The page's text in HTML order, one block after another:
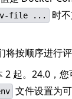
file ... 时
按顺序进行
起。24.0，您
文件设置为